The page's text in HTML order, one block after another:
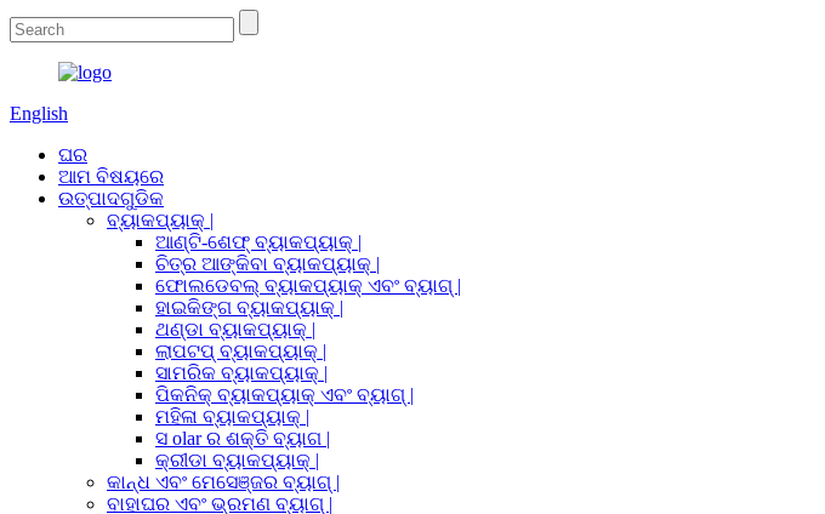
English
ଘର
ଆମ ବିଷୟରେ
ଉତ୍ପାଦଗୁଡିକ
ବ୍ୟାକପ୍ୟାକ୍ |
ଆଣ୍ଟି-ଶେଫ୍ ବ୍ୟାକପ୍ୟାକ୍ |
ଚିତ୍ର ଆଙ୍କିବା ବ୍ୟାକପ୍ୟାକ୍ |
ଫୋଲଡେବଲ୍ ବ୍ୟାକପ୍ୟାକ୍ ଏବଂ ବ୍ୟାଗ୍ |
ହାଇକିଙ୍ଗ ବ୍ୟାକପ୍ୟାକ୍ |
ଥଣ୍ଡା ବ୍ୟାକପ୍ୟାକ୍ |
ଲାପଟପ୍ ବ୍ୟାକପ୍ୟାକ୍ |
ସାମରିକ ବ୍ୟାକପ୍ୟାକ୍ |
ପିକନିକ୍ ବ୍ୟାକପ୍ୟାକ୍ ଏବଂ ବ୍ୟାଗ୍ |
ମହିଳା ବ୍ୟାକପ୍ୟାକ୍ |
ସ olar ର ଶକ୍ତି ବ୍ୟାଗ |
କ୍ରୀଡା ବ୍ୟାକପ୍ୟାକ୍ |
କାନ୍ଧ ଏବଂ ମେସେଞ୍ଜର ବ୍ୟାଗ୍ |
ବାହାଘର ଏବଂ ଭ୍ରମଣ ବ୍ୟାଗ୍ |